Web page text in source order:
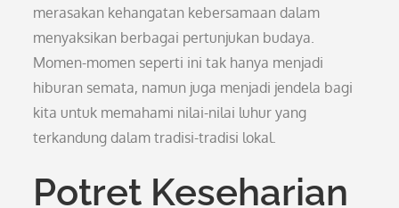
merasakan kehangatan kebersamaan dalam
menyaksikan berbagai pertunjukan budaya.
Momen-momen seperti ini tak hanya menjadi
hiburan semata, namun juga menjadi jendela bagi
kita untuk memahami nilai-nilai luhur yang
terkandung dalam tradisi-tradisi lokal.
Potret Keseharian